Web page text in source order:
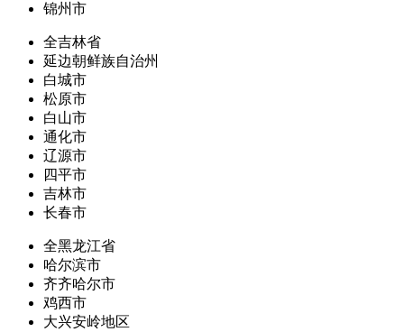
锦州市
全吉林省
延边朝鲜族自治州
白城市
松原市
白山市
通化市
辽源市
四平市
吉林市
长春市
全黑龙江省
哈尔滨市
齐齐哈尔市
鸡西市
大兴安岭地区